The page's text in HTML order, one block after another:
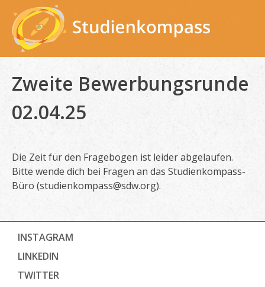
content
Zweite Bewerbungsrunde
02.04.25
Die Zeit für den Fragebogen ist leider abgelaufen.
Bitte wende dich bei Fragen an das Studienkompass-
Büro (studienkompass@sdw.org).
INSTAGRAM
LINKEDIN
TWITTER